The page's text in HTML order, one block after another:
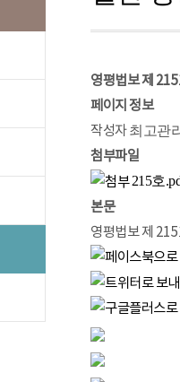
영평법보 제
페이지 정보
작성자최고관
첨부파일
215호
본문
영평법보 제